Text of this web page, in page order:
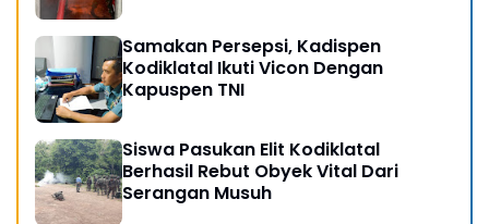
Samakan Persepsi, Kadispen
Kodiklatal Ikuti Vicon Dengan
Kapuspen TNI
Siswa Pasukan Elit Kodiklatal
Berhasil Rebut Obyek Vital Dari
Serangan Musuh